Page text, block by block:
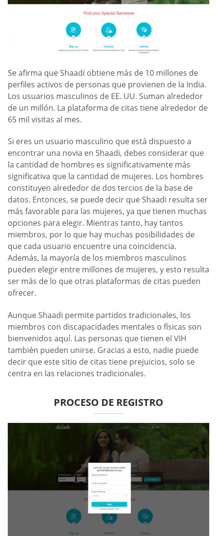
Se afirma que Shaadi obtiene más de 10 millones de
perfiles activos de personas que provienen de la India.
Los usuarios masculinos de EE. UU. Suman alrededor
de un millón. La plataforma de citas tiene alrededor de
65 mil visitas al mes.
Si eres un usuario masculino que está dispuesto a
encontrar una novia en Shaadi, debes considerar que
la cantidad de hombres es significativamente más
significativa que la cantidad de mujeres. Los hombres
constituyen alrededor de dos tercios de la base de
datos. Entonces, se puede decir que Shaadi resulta ser
más favorable para las mujeres, ya que tienen muchas
opciones para elegir. Mientras tanto, hay tantos
miembros, por lo que hay muchas posibilidades de
que cada usuario encuentre una coincidencia.
Además, la mayoría de los miembros masculinos
pueden elegir entre millones de mujeres, y esto resulta
ser más de lo que otras plataformas de citas pueden
ofrecer.
Aunque Shaadi permite partidos tradicionales, los
miembros con discapacidades mentales o físicas son
bienvenidos aquí. Las personas que tienen el VIH
también pueden unirse. Gracias a esto, nadie puede
decir que este sitio de citas tiene prejuicios, solo se
centra en las relaciones tradicionales.
PROCESO DE REGISTRO